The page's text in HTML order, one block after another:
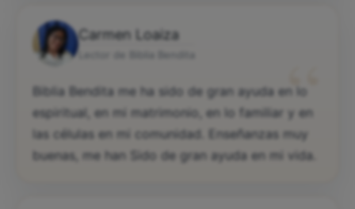
Carmen Loaiza
“
Biblia Bendita me ha sido de gran ayuda en lo
espiritual, en mi matrimonio, en lo familiar y en
las células en mi comunidad. Enseñanzas muy
buenas, me han Sido de gran ayuda en mi vida.